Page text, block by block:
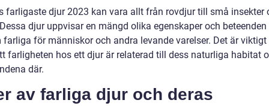
farligaste djur 2023 kan vara allt från rovdjur till små insekter
djur uppvisar en mängd olika egenskaper och
farliga för människor och andra levande varelser. Det är
farligheten hos ett djur är relaterad till dess naturliga habitat
där.
av farliga djur och deras